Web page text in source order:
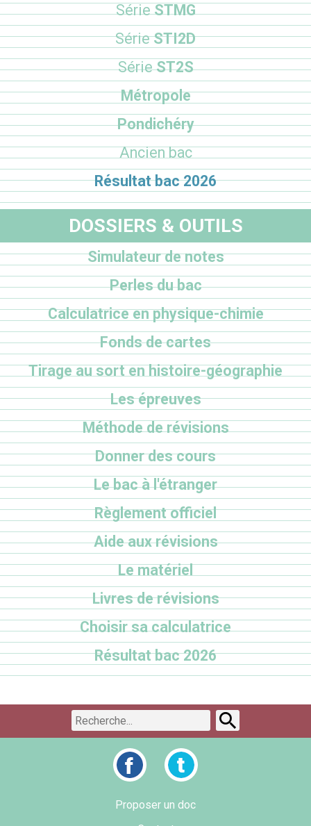
SérieSTMG
SérieSTI2D
SérieST2S
Métropole
Pondichéry
Ancien bac
Résultat bac 2026
DOSSIERS & OUTILS
Simulateur de notes
Perles du bac
Calculatrice en physique-chimie
Fonds de cartes
Tirage au sort en histoire-géographie
Les épreuves
Méthode de révisions
Donner des cours
Le bac à l'étranger
Règlement officiel
Aide aux révisions
Le matériel
Livres de révisions
Choisir sa calculatrice
Résultat bac 2026
Proposer un doc